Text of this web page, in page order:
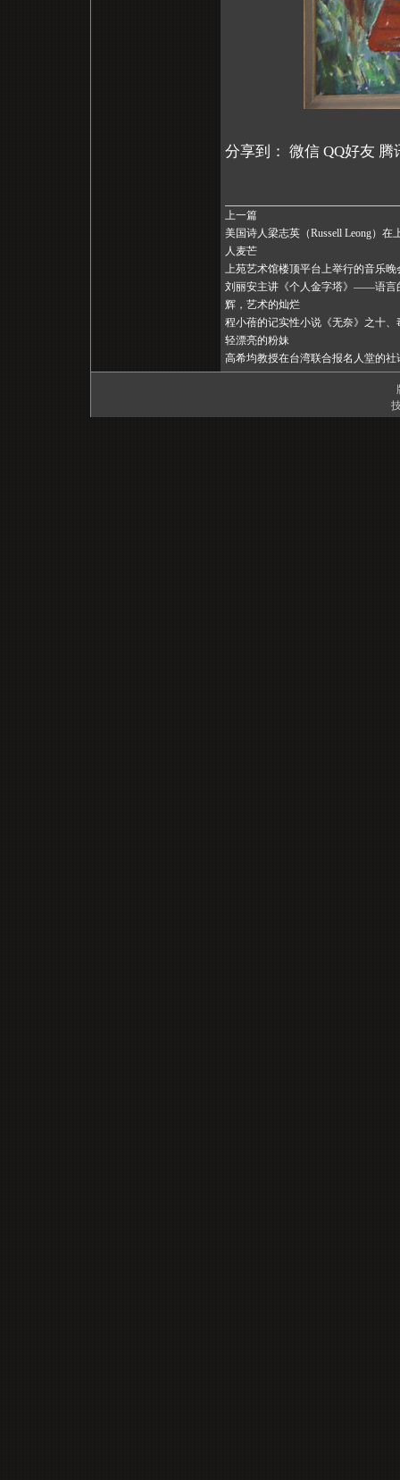
分享到： 微信 QQ好友 腾
上一篇
美国诗人梁志英（Russell Leong）在
人麦芒
上苑艺术馆楼顶平台上举行的音乐晚
刘丽安主讲《个人金字塔》——语言
辉，艺术的灿烂
程小蓓的记实性小说《无奈》之十
轻漂亮的粉妹
高希均教授在台湾联合报名人堂的社